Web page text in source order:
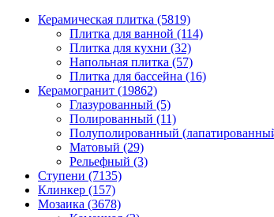
Керамическая плитка (5819)
Плитка для ванной (114)
Плитка для кухни (32)
Напольная плитка (57)
Плитка для бассейна (16)
Керамогранит (19862)
Глазурованный (5)
Полированный (11)
Полуполированный
Матовый (29)
Рельефный (3)
Ступени (7135)
Клинкер (157)
Мозаика (3678)